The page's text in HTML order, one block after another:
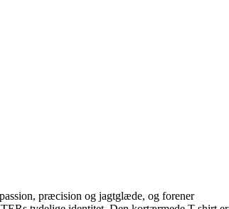
præcision og jagtglæde, og forener